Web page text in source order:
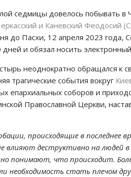
седмицы довелось побывать в
и Каневский Феодосий
до Пасхи, 12 апреля 2023 года,
и обязал носить
неоднократно обращался к
трагические события вокруг
епархиальных соборов и
Православной Церкви,
происходящие в последнее
влияют деструктивно на людей
понимают, что происходит.
необходимость стать плечом